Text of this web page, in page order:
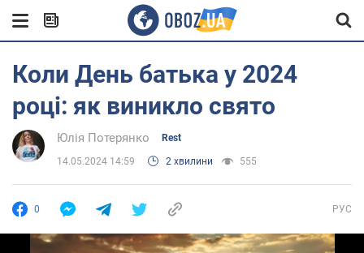
Коли День батька у 2024
році: як виникло свято
Юлія Потерянко Rest
14.05.2024 14:59 2 хвилини 555
0 РУС